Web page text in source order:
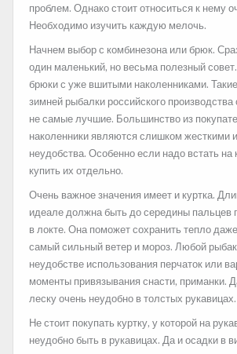
проблем. Однако стоит относиться к нему
Необходимо изучить каждую мелочь.
Начнем выбор с комбинезона или брюк.
один маленький, но весьма полезный
брюки с уже вшитыми наколенниками.
зимней рыбалки российского
не самые лучшие. Большинство из
наколенники являются слишком жесткими
неудобства. Особенно если надо встать
купить их отдельно.
Очень важное значения имеет и куртка.
идеале должна быть до середины пальцев
в локте. Она поможет сохранить тепло
самый сильный ветер и мороз. Любой
неудобстве использования перчаток или
моменты привязывания снасти, приманки.
леску очень неудобно в толстых рукавицах.
Не стоит покупать куртку, у которой на
неудобно быть в рукавицах. Да и осадки в